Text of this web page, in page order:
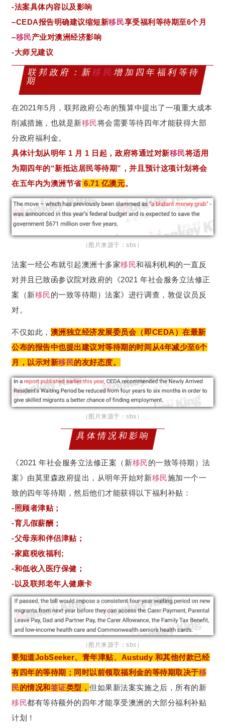
-法案具体内容以及影响
–CEDA报告明确建议缩短新移民享受福利等待期至6个月
–移民产业对澳洲经济影响
-大师兄建议
联邦政府：新移民增加四年福利等待
期
在2021年5月，联邦政府公布的预算中提出了一项重大成本
削减措施，也就是新移民将会需要等待四年才能获得大部
分政府福利金。
具体计划从明年 1 月 1 日起，政府将通过对新移民将适用
为期四年的“新抵达居民等待期”，并且预计这项计划将会
在五年内为澳洲节省6.71 亿澳元。
（图片来源于：sbs）
法案一经公布就引起澳洲十多家移民和福利机构的一直反
对并且已致函参议院对政府的《2021 年社会服务立法修正
案（新移民的一致等待期）法案》进行调查，敦促议员反
对。
不仅如此， 澳洲独立经济发展委员会（即CEDA）在最新
公布的报告中也提出建议对等待期的时间从4年减少至6个
月，以示对新移民的友好态度。
（图片来源于：sbs）
具体情况和影响
《2021 年社会服务立法修正案（新移民的一致等待期）法
案》由莫里森政府提出，从明年开始对新移民施加一个一
致的四年等待期，然后他们才能获得以下福利补贴：
-照顾者津贴；
-育儿假薪酬；
-父母亲和伴侣津贴；
-家庭税收福利;
-和低收入医疗保健；
-以及联邦老年人健康卡
（图片来源于：sbs）
要知道JobSeeker、青年津贴、Austudy 和其他付款已经
有四年的等待期；同时以前领取福利金的等待期取决于移
民的情况和签证类型，但如果新法案实施之后，所有的新
移民都有等待额外的四年才能享受澳洲的大部分福利补贴
计划！